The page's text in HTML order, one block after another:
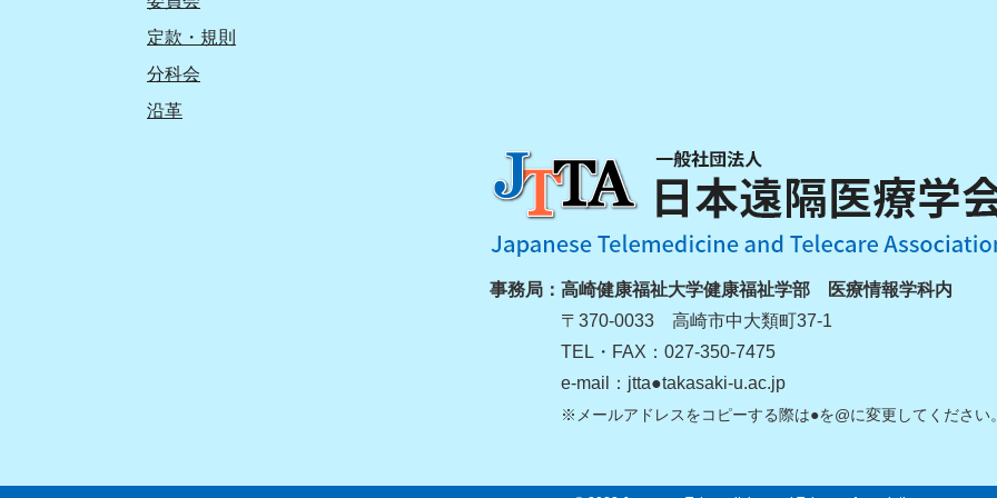
定款・規則
分科会
沿革
事務局： 高崎健康福祉大学健康福祉学部 医療情報学科内
〒370-0033 高崎市中大類町37-1
TEL・FAX：027-350-7475
e-mail：jtta●takasaki-u.ac.jp
※メールアドレスをコピーする際は●を@に変更してください